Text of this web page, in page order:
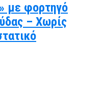
με φορτηγό
– Χωρίς